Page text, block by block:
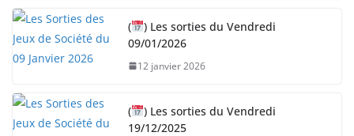
(
) Les sorties du Vendredi
09/01/2026
12 janvier 2026
(
) Les sorties du Vendredi
19/12/2025